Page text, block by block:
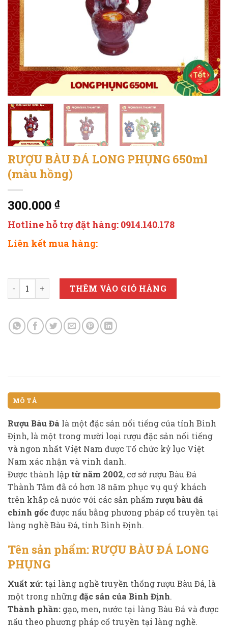
RƯỢU BÀU ĐÁ LONG PHỤNG 650ml
(màu hồng)
300.000 ₫
Hotline hỗ trợ đặt hàng: 0914.140.178
Liên kết mua hàng:
RƯỢU BÀU ĐÁ LONG PHỤNG 650ml (màu hồng) số lượng
THÊM VÀO GIỎ HÀNG
MÔ TẢ
Rượu Bàu Đá là một đặc sản nổi tiếng của tỉnh Bình
Định, là một trong mười loại rượu đặc sản nổi tiếng
và ngon nhất Việt Nam được Tổ chức kỷ lục Việt
Nam xác nhận và vinh danh.
Được thành lập từ năm 2002, cơ sở rượu Bàu Đá
Thành Tâm đã có hơn 18 năm phục vụ quý khách
trên khắp cả nước với các sản phẩm rượu bàu đá
chính gốc được nấu bằng phương pháp cổ truyền tại
làng nghề Bàu Đá, tỉnh Bình Định.
Tên sản phẩm: RƯỢU BÀU ĐÁ LONG
PHỤNG
Xuất xứ: tại làng nghề truyền thống rượu Bàu Đá, là
một trong nhữngđặc sản của Bình Định.
Thành phần: gạo, men, nước tại làng Bàu Đá và được
nấu theo phương pháp cổ truyền tại làng nghề.